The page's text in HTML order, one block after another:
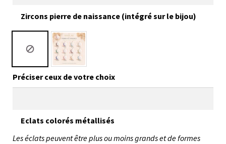
Zircons pierre de naissance (intégré sur le bijou)
Préciser ceux de votre choix
Eclats colorés métallisés
Les éclats peuvent être plus ou moins grands et de formes